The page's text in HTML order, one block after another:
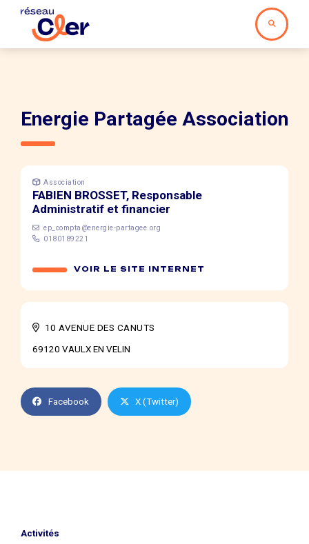
Energie Partagée Association
Association
FABIEN BROSSET, Responsable
Administratif et financier
ep_compta@energie-partagee.org
0180189221
VOIR LE SITE INTERNET
10 AVENUE DES CANUTS
69120 VAULX EN VELIN
Facebook X (Twitter)
Activités